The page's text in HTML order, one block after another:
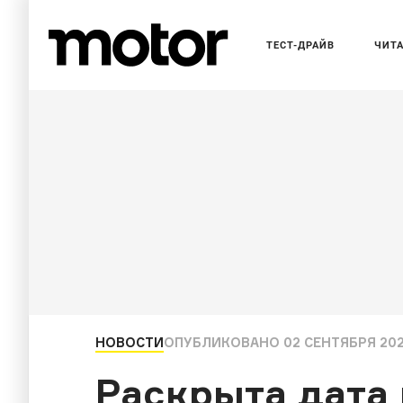
ТЕСТ-ДРАЙВ
НОВОСТИОПУБЛИКОВАНО 02 СЕНТЯБРЯ
Раскрыта